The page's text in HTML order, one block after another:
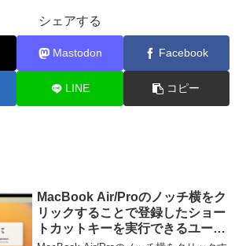
シェアする
Mastodon Facebook
LINE コピー
MacBook Air/Proのノッチ横をク
リックすることで登録したショー
トカットキーを実行できるユーテ